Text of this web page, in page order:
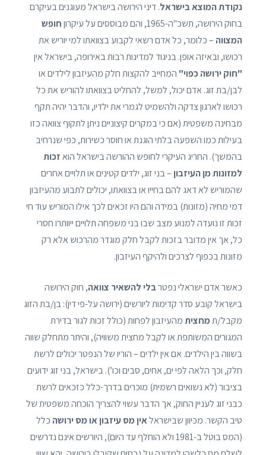
נקודת המוצא בישראל. דיני הירושה בישראל מעוגנים בעיקרם
בחוק הירושה, תשכ"ה-1965, והם מבוססים על עיקרון
חופש
המצווה – כלומר, כל אדם רשאי לקבוע בצוואתו למי יוריש את
רכושו, ובאיזה אופן. בניגוד למדינות רבות באירופה, בישראל אין
"חוק ירושה כפוי" המחייב להקצות חלק מהעיזבון לילדים או
לבן/בת זוג. אדם יכול, למשל, להחליט בצוואתו להוריש את כל
רכושו לארגון צדקה ולהשמיט לגמרי את ילדיו, והדבר יהיה תקף
מבחינה משפטית (אם כי במקרים קיצוניים ניתן לתקוף צוואה כזו
בעילות כמו השפעה בלתי הוגנת או חוסר כשירות, כפי שנרחיב
בהמשך). החריג העיקרי לחופש ההורשה בישראל הואזכות
למזונות מן העיזבון – בני זוג, ילדים קטינים או תלויים אחרים
שהמוריש לא דאג להם בחייו או בצוואתו, יכולים לתבוע מהעיזבון
דמי מחיה (מזונות) במידה והם היו זכאים לכך אילו המוריש עוד חי
זכות זו נועדה למנוע מצב שבו בני משפחה תלויים ייוותרו חסרי
כל, אך אין מדובר בזכות לקבל חלק מוגדר מהרכוש אלא רק
מזונות בכפוף לצרכים ולהיקף העיזבון.
כאשר אדם ישראלי נפטרבלי להשאיר צוואה, חוק הירושה
בישראל קובע סדר קדימות ליורשים (ירושה על-פי דין): בן/בת הזוג
מקבל/תמחציתמהעיזבון לפחות (כולל זכות לגור בדירת
המגורים המשותפת או לקבל מחצית משוויה), והיתר מתחלק שווה
בשווה בין הילדים. אם אין ילדים – הוריו של הנפטר יכולים לרשת
חלק, וכך הלאה לפי ים, אחים, סבים וכו’). בישראל, בני זוג ידועים
בציבור (לא נשואים רשמית) מוכרים בדרך-כלל כזכאים לרשת
כבני זוג לעניין החוק, אך הדבר עשוי להצריך הוכחה משפטית של
טיב הקשר. מכיוון שבישראלאין מס עיזבון או מס ירושה כלל
(המס בוטל ב-1981 ולא הוחלף עד היום), היורשים אינם נדרשים